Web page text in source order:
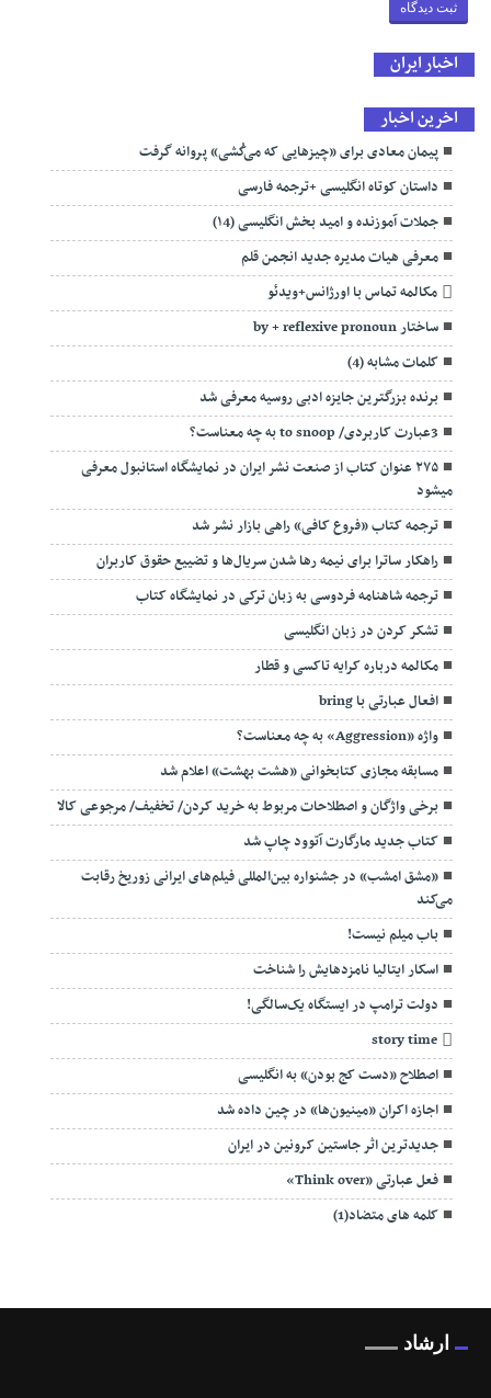
اخبار ایران
اخرین اخبار
پیمان معادی برای «چیزهایی که می‌کُشی» پروانه گرفت
داستان کوتاه انگلیسی +ترجمه فارسی
جملات آموزنده و امید بخش انگلیسی (۱4)
معرفی هیات مدیره جدید انجمن قلم
مکالمه تماس با اورژانس+ویدئو
ساختار by + reflexive pronoun
کلمات مشابه (4)
برنده بزرگترین جایزه ادبی روسیه معرفی شد
3عبارت کاربردی/ to snoop به چه معناست؟
۲۷۵ عنوان کتاب از صنعت نشر ایران در نمایشگاه استانبول معرفی
میشود
ترجمه کتاب «فروع کافی» راهی بازار نشر شد
راهکار ساترا برای نیمه رها شدن سریال‌ها و تضییع حقوق کاربران
ترجمه شاهنامه فردوسی به زبان ترکی در نمایشگاه کتاب
تشکر کردن در زبان انگلیسی
مکالمه درباره کرایه تاکسی و قطار
افعال عبارتی با bring
واژه «Aggression» به چه معناست؟
مسابقه مجازی کتابخوانی «هشت بهشت» اعلام شد
برخی واژگان و اصطلاحات مربوط به خرید کردن/ تخفیف/ مرجوعی کالا
کتاب جدید مارگارت آتوود چاپ شد
«مشق امشب» در جشنواره بین‌المللی فیلم‌های ایرانی زوریخ رقابت
می‌کند
باب میلم نیست!
اسکار ایتالیا نامزدهایش را شناخت
دولت ترامپ در ایستگاه یک‌سالگی!
story time
اصطلاح «دست کج بودن» به انگلیسی
اجازه اکران «مینیون‌ها» ‌در چین داده شد
جدیدترین اثر جاستین کرونین در ایران
فعل عبارتی «Think over»
کلمه های متضاد(1)
ارشاد